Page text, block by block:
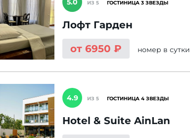
5.0 ИЗ 5 ГОСТИНИЦА 3 ЗВЕЗДЫ
Лофт Гарден
от 6950 ₽
номер в сутки
4.9 ИЗ 5 ГОСТИНИЦА 4 ЗВЕЗДЫ
Hotel & Suite AinLan